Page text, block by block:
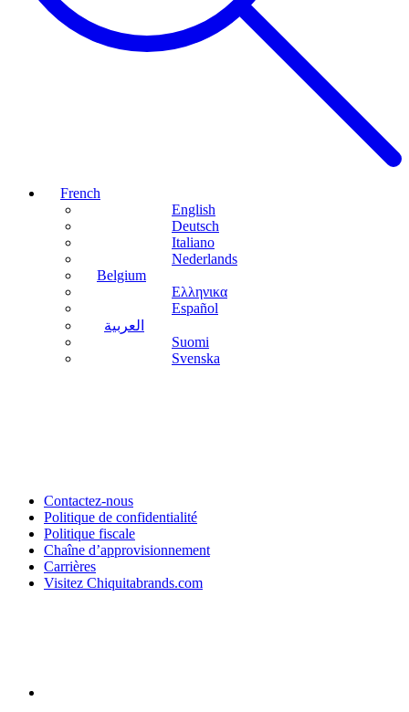
French
English
Deutsch
Italiano
Nederlands
Belgium
Ελληνικα
Español
العربية
Suomi
Svenska
Contactez-nous
Politique de confidentialité
Politique fiscale
Chaîne d’approvisionnement
Carrières
Visitez Chiquitabrands.com